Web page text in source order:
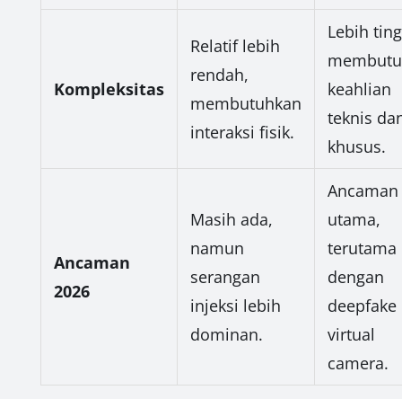
Kompleksitas
Relatif lebih
rendah,
membutuhkan
interaksi fisik.
Lebih
keahlian
teknis
khusus.
Ancaman
2026
Masih ada,
namun
serangan
injeksi lebih
dominan.
Ancaman
utama,
terutama
dengan
deepfake
virtual
camera.